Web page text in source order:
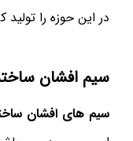
در این حوزه را
سیم افشان
سیم های افشان